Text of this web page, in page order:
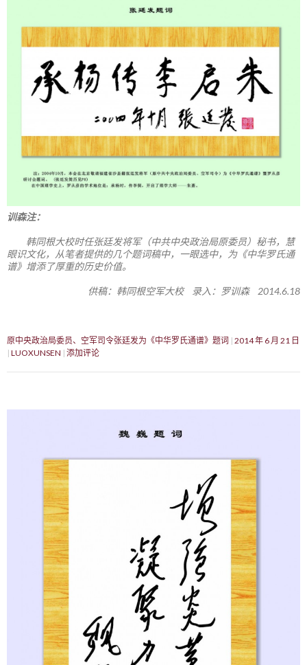
训森注：
韩同根大校时任张廷发将军（中共中央政治局原委员）秘书，慧
眼识文化，从笔者提供的几个题词稿中，一眼选中，为《中华罗氏通
谱》增添了厚重的历史价值。
供稿：韩同根空军大校 录入：罗训森 2014.6.18
原中央政治局委员、空军司令张廷发为《中华罗氏通谱》题词 2014 年 6 月 21 日
LUOXUNSEN 添加评论